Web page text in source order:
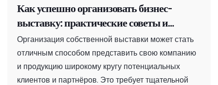
Как успешно организовать бизнес-
выставку: практические советы и
секреты успеха
Организация собственной выставки может стать
отличным способом представить свою компанию
и продукцию широкому кругу потенциальных
клиентов и партнёров. Это требует тщательной